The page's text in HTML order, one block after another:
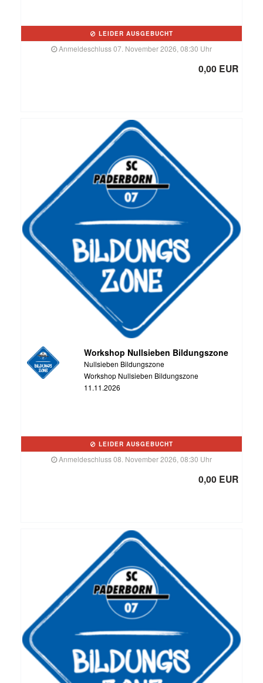
LEIDER AUSGEBUCHT
Anmeldeschluss 07. November 2026, 08:30 Uhr
0,00 EUR
Workshop Nullsieben Bildungszone
Nullsieben Bildungszone
Workshop Nullsieben Bildungszone
11.11.2026
LEIDER AUSGEBUCHT
Anmeldeschluss 08. November 2026, 08:30 Uhr
0,00 EUR